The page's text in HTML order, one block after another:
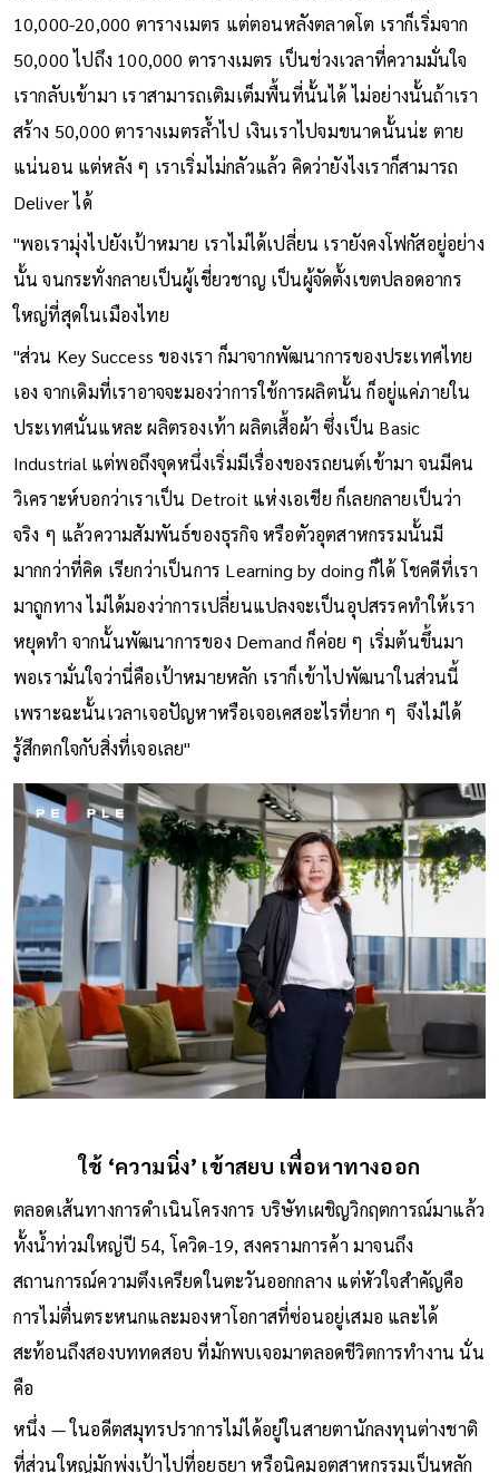
เลยก็ว่าได้ เดิมทีเราเคยบอกว่า เราจะสร้างล้ำเป็นสต็อกไป
10,000-20,000 ตารางเมตร แต่ตอนหลังตลาดโต เราก็เริ่มจาก
50,000 ไปถึง 100,000 ตารางเมตร เป็นช่วงเวลาที่ความมั่นใจ
เรากลับเข้ามา เราสามารถเติมเต็มพื้นที่นั้นได้ ไม่อย่างนั้นถ้าเรา
สร้าง 50,000 ตารางเมตรล้ำไป เงินเราไปจมขนาดนั้นน่ะ ตาย
แน่นอน แต่หลัง ๆ เราเริ่มไม่กลัวแล้ว คิดว่ายังไงเราก็สามารถ
Deliver ได้
"พอเรามุ่งไปยังเป้าหมาย เราไม่ได้เปลี่ยน เรายังคงโฟกัสอยู่อย่าง
นั้น จนกระทั่งกลายเป็นผู้เชี่ยวชาญ เป็นผู้จัดตั้งเขตปลอดอากร
ใหญ่ที่สุดในเมืองไทย
"ส่วน Key Success ของเรา ก็มาจากพัฒนาการของประเทศไทย
เอง จากเดิมที่เราอาจจะมองว่าการใช้การผลิตนั้น ก็อยู่แค่ภายใน
ประเทศนั่นแหละ ผลิตรองเท้า ผลิตเสื้อผ้า ซึ่งเป็น Basic
Industrial แต่พอถึงจุดหนึ่งเริ่มมีเรื่องของรถยนต์เข้ามา จนมีคน
วิเคราะห์บอกว่าเราเป็น Detroit แห่งเอเชีย ก็เลยกลายเป็นว่า
จริง ๆ แล้วความสัมพันธ์ของธุรกิจ หรือตัวอุตสาหกรรมนั้นมี
มากกว่าที่คิด เรียกว่าเป็นการ Learning by doing ก็ได้ โชคดีที่เรา
มาถูกทาง ไม่ได้มองว่าการเปลี่ยนแปลงจะเป็นอุปสรรคทำให้เรา
หยุดทำ จากนั้นพัฒนาการของ Demand ก็ค่อย ๆ เริ่มต้นขึ้นมา
พอเรามั่นใจว่านี่คือเป้าหมายหลัก เราก็เข้าไปพัฒนาในส่วนนี้
เพราะฉะนั้นเวลาเจอปัญหาหรือเจอเคสอะไรที่ยาก ๆ จึงไม่ได้
รู้สึกตกใจกับสิ่งที่เจอเลย"
ใช้ ‘ความนิ่ง’ เข้าสยบ เพื่อหาทางออก
ตลอดเส้นทางการดำเนินโครงการ บริษัทเผชิญวิกฤตการณ์มาแล้ว
ทั้งน้ำท่วมใหญ่ปี 54, โควิด-19, สงครามการค้า มาจนถึง
สถานการณ์ความตึงเครียดในตะวันออกกลาง แต่หัวใจสำคัญคือ
การไม่ตื่นตระหนกและมองหาโอกาสที่ซ่อนอยู่เสมอ และได้
สะท้อนถึงสองบททดสอบ ที่มักพบเจอมาตลอดชีวิตการทำงาน นั่น
คือ
หนึ่ง — ในอดีตสมุทรปราการไม่ได้อยู่ในสายตานักลงทุนต่างชาติ